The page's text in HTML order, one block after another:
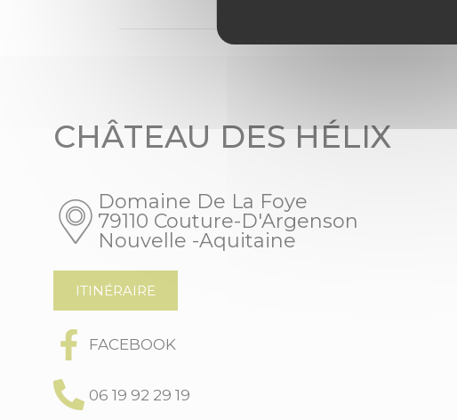
CHÂTEAU DES HÉLIX
Domaine De La Foye
79110 Couture-D'Argenson
Nouvelle -Aquitaine
ITINÉRAIRE
FACEBOOK
06 19 92 29 19